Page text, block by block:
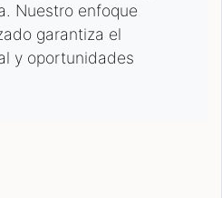
Nuestro enfoque
garantiza el
y oportunidades